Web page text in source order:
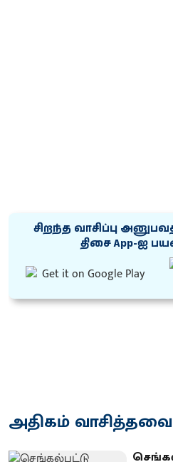
சிறந்த வாசிப்பு
திசை App-ஐ
அதிகம்